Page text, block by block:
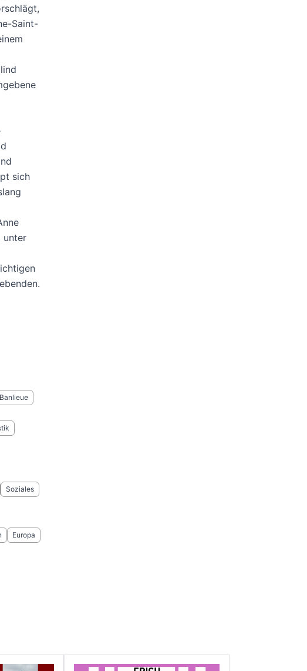
Saint-
sich
unter
Banlieue
Soziales
Europa